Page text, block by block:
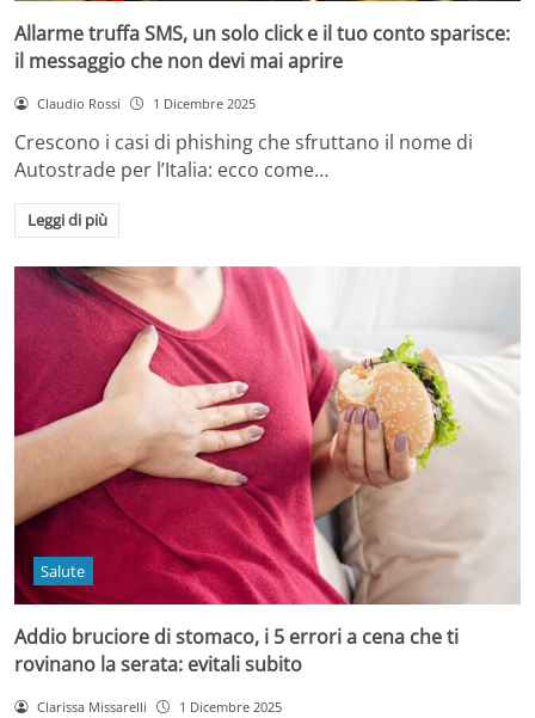
Allarme truffa SMS, un solo click e il tuo conto sparisce:
il messaggio che non devi mai aprire
Claudio Rossi 1 Dicembre 2025
Crescono i casi di phishing che sfruttano il nome di
Autostrade per l’Italia: ecco come…
Leggi di più
Salute
Addio bruciore di stomaco, i 5 errori a cena che ti
rovinano la serata: evitali subito
Clarissa Missarelli 1 Dicembre 2025